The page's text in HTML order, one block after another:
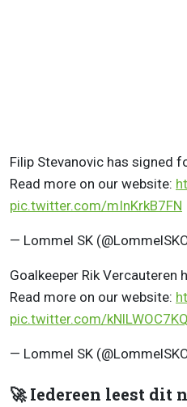
Filip Stevanovic has signed
Read more on our website:
pic.twitter.com/mInKrkB7FN
— Lommel SK
Goalkeeper Rik Vercauteren
Read more on our website:
pic.twitter.com/kNlLWOC7KQ
— Lommel SK
🚀 Iedereen leest dit